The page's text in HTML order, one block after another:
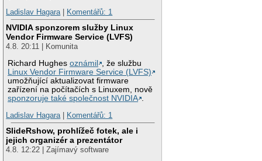
Ladislav Hagara| Komentářů: 1
NVIDIA sponzorem služby Linux
Vendor Firmware Service (LVFS)
4.8. 20:11 | Komunita
Richard Hughesoznámil
, že službu
Linux Vendor Firmware Service (LVFS)
umožňující aktualizovat firmware
zařízení na počítačích s Linuxem, nově
sponzoruje také společnost NVIDIA
Ladislav Hagara| Komentářů: 1
SlideRshow, prohlížeč fotek, ale i
jejich organizér a prezentátor
4.8. 12:22 | Zajímavý software